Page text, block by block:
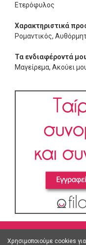
Ετερόφυλος
Χαρακτηριστικά
Ρομαντικός,
Τα ενδιαφέροντά
Μαγείρεμα, Ακούει
Χρησιμοποιούμε cookies